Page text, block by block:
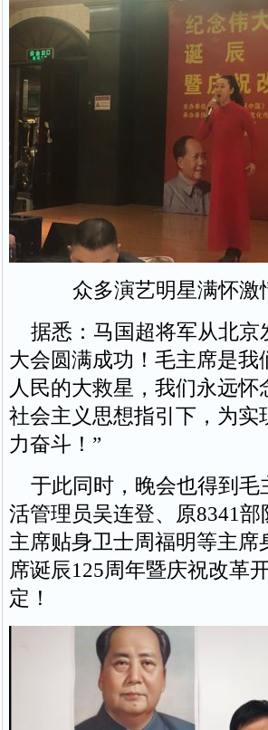
众多演艺明星满怀激
据悉：马国超将军从北京
大会圆满成功！毛主席是
人民的大救星，我们永远
社会主义思想指引下，为
力奋斗！”
于此同时，晚会也得到毛
活管理员吴连登、原8341
主席贴身卫士周福明等主
席诞辰125周年暨庆祝改革
定！